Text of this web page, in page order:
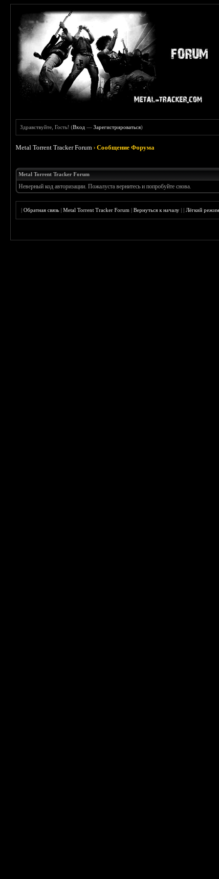
Здравствуйте, Гость! (Вход —Зарегистрироваться)
Metal Torrent Tracker Forum ›Сообщение Форума
Metal Torrent Tracker Forum
Неверный код авторизации. Пожалуста вернитесь и попробуйте снова.
|Обратная связь |Metal Torrent Tracker Forum |Вернуться к началу ||Лёгкий